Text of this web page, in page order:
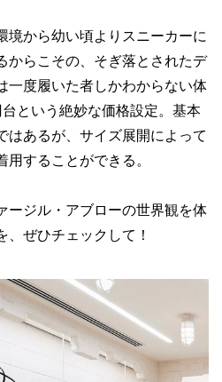
境から幼い頃よりスニーカーに
からこその、そぎ落とされたデ
一度履いた者しかわからない体
という絶妙な価格設定。基本
はあるが、サイズ展開によって
することができる。
ージル・アブローの世界観を体
ぜひチェックして！